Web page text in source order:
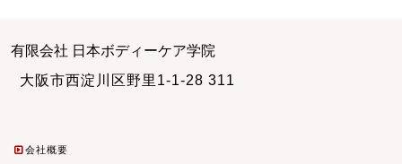
有限会社 日本ボディーケア学院
大阪市西淀川区野里1-1-28 311
会社概要